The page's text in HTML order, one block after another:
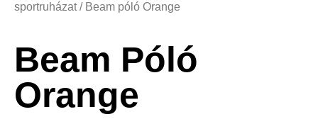
sportruházat/ Beam póló Orange
Beam Póló
Orange